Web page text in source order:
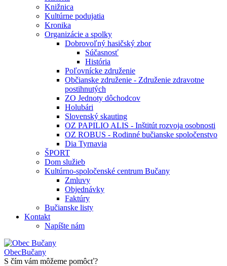
Knižnica
Kultúrne podujatia
Kronika
Organizácie a spolky
Dobrovoľný hasičský zbor
Súčasnosť
História
Poľovnícke združenie
Občianske združenie - Združenie zdravotne
postihnutých
ZO Jednoty dôchodcov
Holubári
Slovenský skauting
OZ PAPILIO ALIS - Inštitút rozvoja osobnosti
OZ ROBUS - Rodinné bučianske spoločenstvo
Dia Tyrnavia
ŠPORT
Dom služieb
Kultúrno-spoločenské centrum Bučany
Zmluvy
Objednávky
Faktúry
Bučianske listy
Kontakt
Napíšte nám
ObecBučany
S čím vám môžeme pomôcť?